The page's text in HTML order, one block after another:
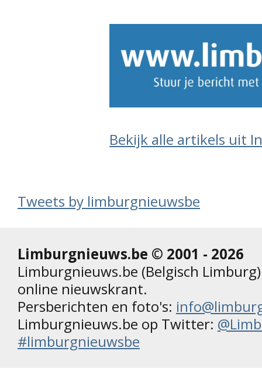
Bekijk alle artikels uit
Tweets by limburgnieuwsbe
Limburgnieuws.be © 2001 - 2026
Limburgnieuws.be (Belgisch
online nieuwskrant.
Persberichten en foto's:
Limburgnieuws.be op Twitter:
#limburgnieuwsbe